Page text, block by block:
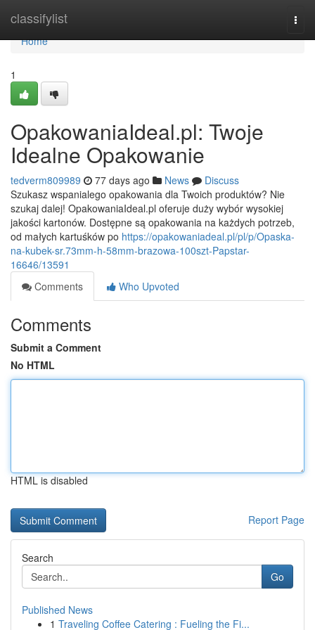
classifylist
Home
Home
1
OpakowaniaIdeal.pl: Twoje
Idealne Opakowanie
tedverm809989 77 days ago News
Discuss
Szukasz wspanialego opakowania dla Twoich produktów? Nie
szukaj dalej! OpakowaniaIdeal.pl oferuje duży wybór wysokiej
jakości kartonów. Dostępne są opakowania na każdych potrzeb,
od małych kartuśków po https://opakowaniadeal.pl/pl/p/Opaska-
na-kubek-sr.73mm-h-58mm-brazowa-100szt-Papstar-
16646/13591
Comments
Who Upvoted
Comments
Submit a Comment
No HTML
HTML is disabled
Report Page
Search
Go
Published News
1 Traveling Coffee Catering : Fueling the Fi...